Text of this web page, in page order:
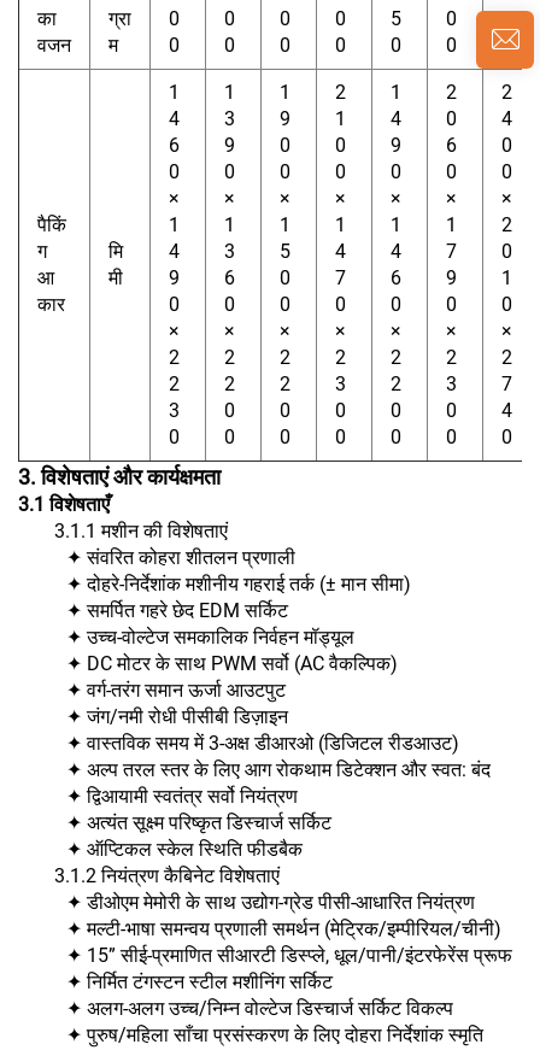
का
वजन
ग्रा
म
0
0
0
0
0
0
0
0
5
0
0
0
0
0
पैकिं
ग
आ
कार
मि
मी
1
4
6
0
×
1
4
9
0
×
2
2
3
0
1
3
9
0
×
1
3
6
0
×
2
2
0
0
1
9
0
0
×
1
5
0
0
×
2
2
0
0
2
1
0
0
×
1
4
7
0
×
2
3
0
0
1
4
9
0
×
1
4
6
0
×
2
2
0
0
2
0
6
0
×
1
7
9
0
×
2
3
0
0
2
4
0
0
×
2
0
1
0
×
2
7
4
0
3. विशेषताएं और कार्यक्षमता
3.1 विशेषताएँ
3.1.1 मशीन की विशेषताएं
✦ संवरित कोहरा शीतलन प्रणाली
✦ दोहरे-निर्देशांक मशीनीय गहराई तर्क (± मान सीमा)
✦ समर्पित गहरे छेद EDM सर्किट
✦ उच्च-वोल्टेज समकालिक निर्वहन मॉड्यूल
✦ DC मोटर के साथ PWM सर्वो (AC वैकल्पिक)
✦ वर्ग-तरंग समान ऊर्जा आउटपुट
✦ जंग/नमी रोधी पीसीबी डिज़ाइन
✦ वास्तविक समय में 3-अक्ष डीआरओ (डिजिटल रीडआउट)
✦ अल्प तरल स्तर के लिए आग रोकथाम डिटेक्शन और स्वत: बंद
✦ द्विआयामी स्वतंत्र सर्वो नियंत्रण
✦ अत्यंत सूक्ष्म परिष्कृत डिस्चार्ज सर्किट
✦ ऑप्टिकल स्केल स्थिति फीडबैक
3.1.2 नियंत्रण कैबिनेट विशेषताएं
✦ डीओएम मेमोरी के साथ उद्योग-ग्रेड पीसी-आधारित नियंत्रण
✦ मल्टी-भाषा समन्वय प्रणाली समर्थन (मेट्रिक/इम्पीरियल/चीनी)
✦ 15” सीई-प्रमाणित सीआरटी डिस्प्ले, धूल/पानी/इंटरफेरेंस प्रूफ
✦ निर्मित टंगस्टन स्टील मशीनिंग सर्किट
✦ अलग-अलग उच्च/निम्न वोल्टेज डिस्चार्ज सर्किट विकल्प
✦ पुरुष/महिला साँचा प्रसंस्करण के लिए दोहरा निर्देशांक स्मृति